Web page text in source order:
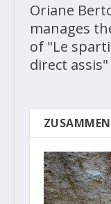
Oriane
manages
of "Le
direct assis"